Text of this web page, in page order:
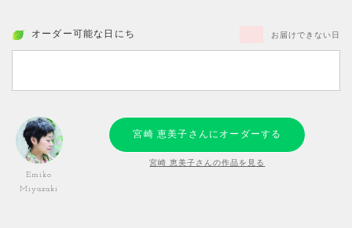
オーダー可能な日にち お届けできない日
Emiko
Miyazaki
宮崎 恵美子さんにオーダーする
宮崎 恵美子さんの作品を見る